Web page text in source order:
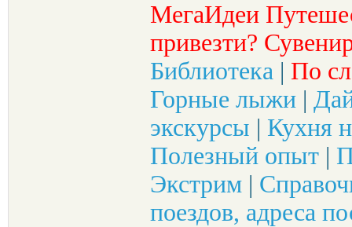
МегаИдеи
привезти?
Библиотека | По
Горные лыжи |
экскурсы | Кухня
Полезный опыт |
Экстрим |
поездов, адреса